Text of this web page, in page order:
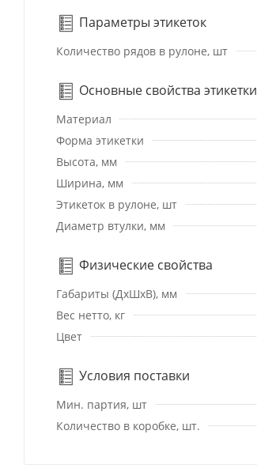
Параметры этикеток
Количество рядов в рулоне, шт
Основные свойства этикетки
Материал
Форма этикетки
Высота, мм
Ширина, мм
Этикеток в рулоне, шт
Диаметр втулки, мм
Физические свойства
Габариты (ДхШхВ), мм
Вес нетто, кг
Цвет
Условия поставки
Мин. партия, шт
Количество в коробке, шт.